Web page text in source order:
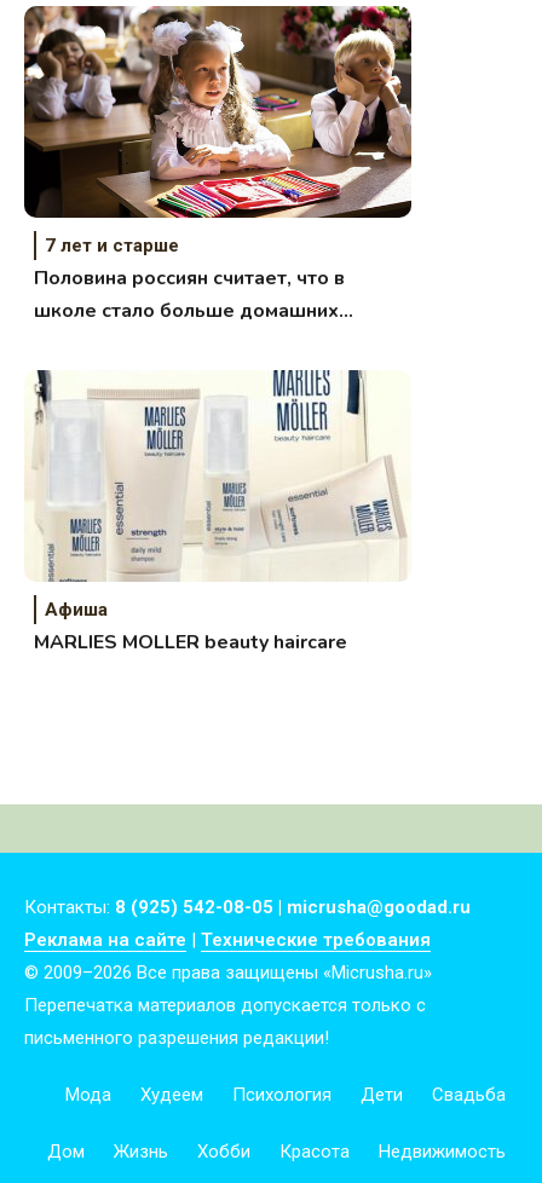
7 лет и старше
Половина россиян считает, что в
школе стало больше домашних
Афиша
MARLIES MOLLER beauty haircare
Контакты: 8 (925) 542-08-05 | micrusha@goodad.ru
Реклама на сайте
Технические требования
© 2009–2026 Все права защищены «Micrusha.ru»
Перепечатка материалов допускается только с
письменного разрешения редакции!
Мода Худеем Психология Дети Свадьба
Дом Жизнь Хобби Красота Недвижимость